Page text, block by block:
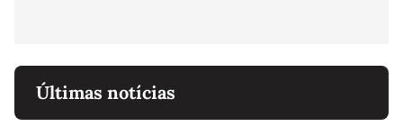
Últimas notícias